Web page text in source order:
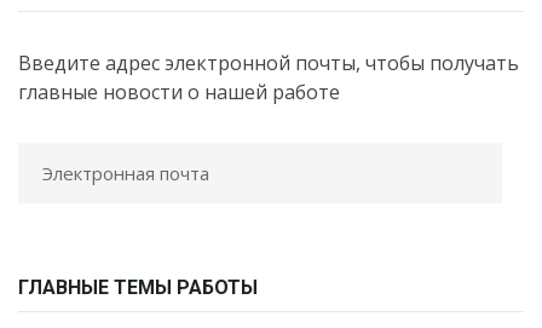
Введите адрес электронной почты, чтобы получать
главные новости о нашей работе
ГЛАВНЫЕ ТЕМЫ РАБОТЫ